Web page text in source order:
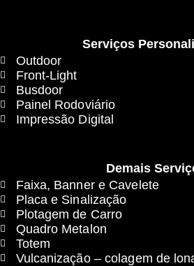
Serviços
Outdoor
Front-Light
Busdoor
Painel Rodoviário
Impressão Digital
Demais
Faixa, Banner e Cavelete
Placa e Sinalização
Plotagem de Carro
Quadro Metalon
Totem
Vulcanização – colagem de